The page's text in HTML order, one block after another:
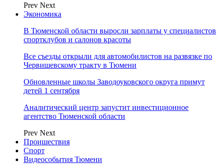
Prev Next
Экономика
В Тюменской области выросли зарплаты у специалистов
спортклубов и салонов красоты
Все съезды открыли для автомобилистов на развязке по
Червишевскому тракту в Тюмени
Обновленные школы Заводоуковского округа примут
детей 1 сентября
Аналитический центр запустит инвестиционное
агентство Тюменской области
Prev Next
Проишествия
Спорт
Видеособытия Тюмени